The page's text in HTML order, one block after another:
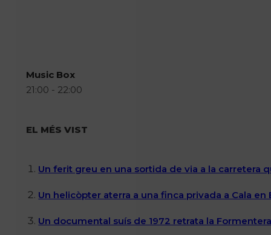
Music Box
21:00 - 22:00
EL MÉS VIST
Un ferit greu en una sortida de via a la carretera
Un helicòpter aterra a una finca privada a Cala
Un documental suís de 1972 retrata la